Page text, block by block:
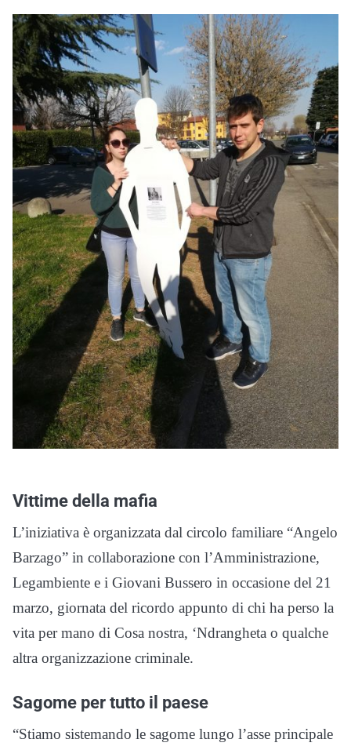
Vittime della mafia
L’iniziativa è organizzata dal circolo familiare “Angelo
Barzago” in collaborazione con l’Amministrazione,
Legambiente e i Giovani Bussero in occasione del 21
marzo, giornata del ricordo appunto di chi ha perso la
vita per mano di Cosa nostra, ‘Ndrangheta o qualche
altra organizzazione criminale.
Sagome per tutto il paese
“Stiamo sistemando le sagome lungo l’asse principale